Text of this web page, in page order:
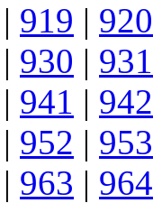
| 919 | 920
| 930 | 931
| 941 | 942
| 952 | 953
| 963 | 964